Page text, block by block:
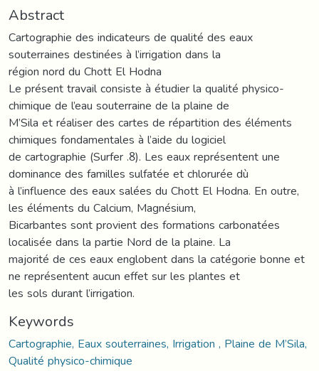
Abstract
Cartographie des indicateurs de qualité des eaux
souterraines destinées à l’irrigation dans la
région nord du Chott El Hodna
Le présent travail consiste à étudier la qualité physico-
chimique de l’eau souterraine de la plaine de
M’Sila et réaliser des cartes de répartition des éléments
chimiques fondamentales à l’aide du logiciel
de cartographie (Surfer .8). Les eaux représentent une
dominance des familles sulfatée et chlorurée dù
à l’influence des eaux salées du Chott El Hodna. En outre,
les éléments du Calcium, Magnésium,
Bicarbantes sont provient des formations carbonatées
localisée dans la partie Nord de la plaine. La
majorité de ces eaux englobent dans la catégorie bonne et
ne représentent aucun effet sur les plantes et
les sols durant l’irrigation.
Keywords
Cartographie, Eaux souterraines, Irrigation , Plaine de M’Sila,
Qualité physico-chimique